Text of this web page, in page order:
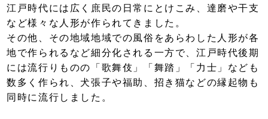
江戸時代には広く庶民の日常にとけこみ、達磨や干支
など様々な人形が作られてきました。
その他、その地域地域での風俗をあらわした人形が各
地で作られるなど細分化される一方で、江戸時代後期
には流行りものの「歌舞伎」「舞踏」「力士」なども
数多く作られ、犬張子や福助、招き猫などの縁起物も
同時に流行しました。